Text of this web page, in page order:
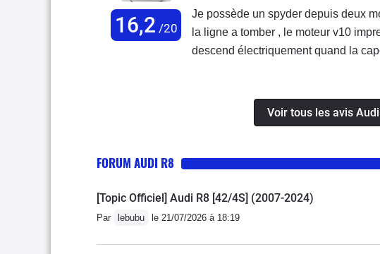
conduite. A ne pas mettre en toutes
monstre (à vive allure),on parle plus
serez surpris du nombre de
véhicule qu'il vous faut.en
véhicule) n'hésitez pas une seule
16,2 /20
Je possède un spyder depuis deux
la ligne a tomber , le moteur v10
descend électriquement quand la
Voir tous les avis
FORUM AUDI R8
[Topic Officiel] Audi R8 [42/4S] (2007-2024)
Par lebubu le 21/07/2026 à 18:19